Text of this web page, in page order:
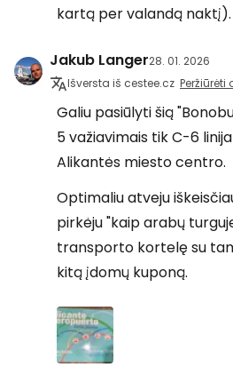
kartą per valandą naktį).
Jakub Langer28. 01. 2026
Išversta iš cestee.cz Peržiūrėti
Galiu pasiūlyti šią
5 važiavimais tik C-6
Alikantės miesto centro.
Optimaliu atveju
pirkėju "kaip arabų
transporto kortelę su
kitą įdomų kuponą.